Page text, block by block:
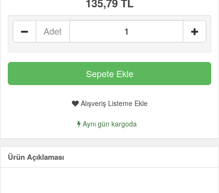
Adet
Alışveriş Listeme Ekle
Aynı gün kargoda
Ürün Açıklaması